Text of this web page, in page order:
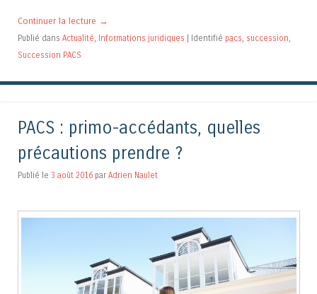
Continuer la lecture →
Publié dans Actualité, Informations juridiques | Identifié pacs, succession,
Succession PACS
PACS : primo-accédants, quelles
précautions prendre ?
Publié le 3 août 2016 par Adrien Naulet